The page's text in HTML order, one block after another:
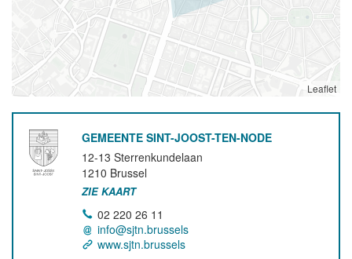
Leaflet
GEMEENTE SINT-JOOST-TEN-NODE
12-13 Sterrenkundelaan
1210 Brussel
ZIE KAART
02 220 26 11
info@sjtn.brussels
www.sjtn.brussels